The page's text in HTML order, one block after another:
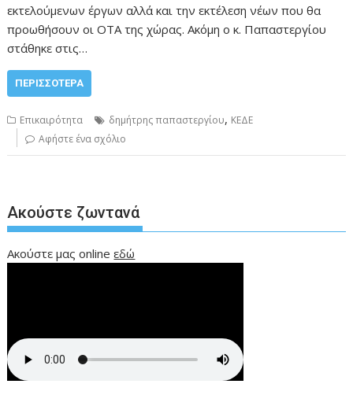
εκτελούμενων έργων αλλά και την εκτέλεση νέων που θα
προωθήσουν οι ΟΤΑ της χώρας. Ακόμη ο κ. Παπαστεργίου
στάθηκε στις…
ΠΕΡΙΣΣΌΤΕΡΑ
Επικαιρότητα δημήτρης παπαστεργίου, ΚΕΔΕ
Αφήστε ένα σχόλιο
Ακούστε ζωντανά
Ακούστε μας onlineεδώ